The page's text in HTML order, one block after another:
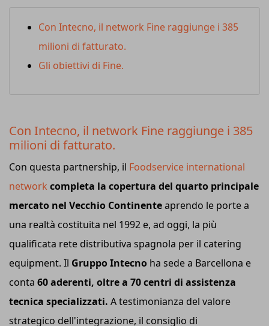
Con Intecno, il network Fine raggiunge i 385
milioni di fatturato.
Gli obiettivi di Fine.
Con Intecno, il network Fine raggiunge i 385
milioni di fatturato.
Con questa partnership, il Foodservice international
network completa la copertura del quarto principale
mercato nel Vecchio Continenteaprendo le porte a
una realtà costituita nel 1992 e, ad oggi, la più
qualificata rete distributiva spagnola per il catering
equipment. Il Gruppo Intecno ha sede a Barcellona e
conta 60 aderenti, oltre a 70 centri di assistenza
tecnica specializzati. A testimonianza del valore
strategico dell'integrazione, il consiglio di